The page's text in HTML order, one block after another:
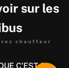
sur les
chauffeur
C’EST ?